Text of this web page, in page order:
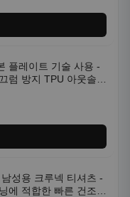
플레이트 기술 사용 -
럼 방지 TPU 아웃솔,
데이션, 헬스, 트레이
계절에 적합
성용 크루넥 티셔츠 -
에 적합한 빠른 건조,